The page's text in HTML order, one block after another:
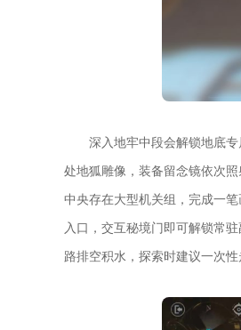
深入地牢中段会解锁地底
处地狐雕像，装备留念镜依次
中央存在大型机关组，完成一
入口，交互秘境门即可解锁常
路排空积水，探索时建议一次